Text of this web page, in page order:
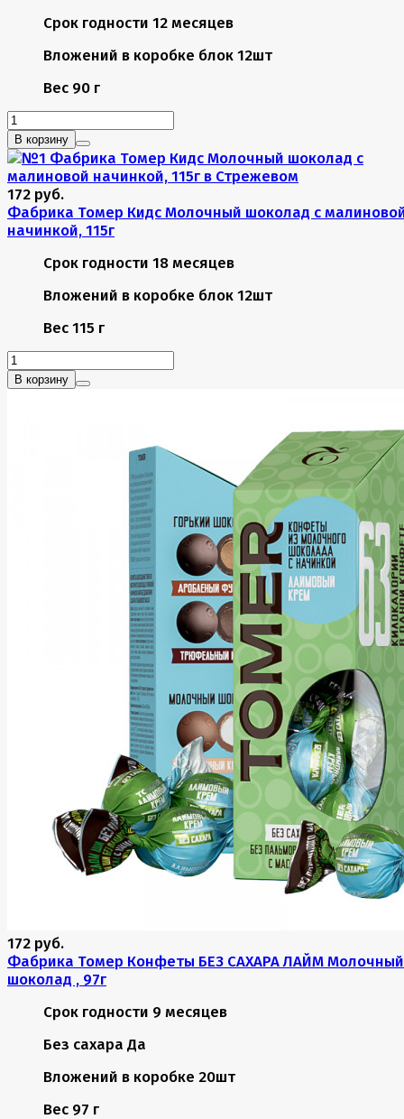
Срок годности 12 месяцев
Вложений в коробке блок 12шт
Вес 90 г
В корзину
172 руб.
Фабрика Томер Кидс Молочный шоколад с
начинкой, 115г
Срок годности 18 месяцев
Вложений в коробке блок 12шт
Вес 115 г
В корзину
172 руб.
Фабрика Томер Конфеты БЕЗ САХАРА ЛАЙМ Молочный
шоколад , 97г
Срок годности 9 месяцев
Без сахара Да
Вложений в коробке 20шт
Вес 97 г